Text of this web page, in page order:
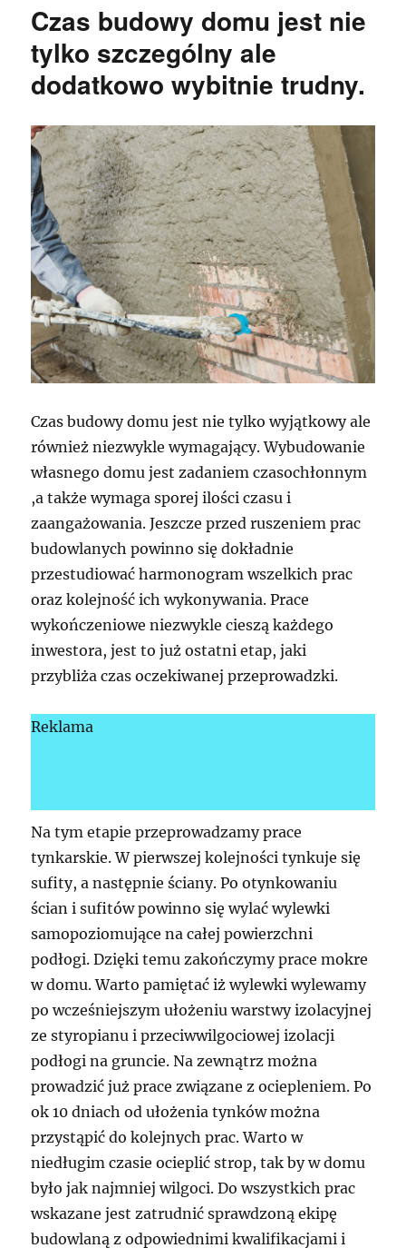
Czas budowy domu jest nie
tylko szczególny ale
dodatkowo wybitnie trudny.
Czas budowy domu jest nie tylko wyjątkowy ale
również niezwykle wymagający. Wybudowanie
własnego domu jest zadaniem czasochłonnym
,a także wymaga sporej ilości czasu i
zaangażowania. Jeszcze przed ruszeniem prac
budowlanych powinno się dokładnie
przestudiować harmonogram wszelkich prac
oraz kolejność ich wykonywania. Prace
wykończeniowe niezwykle cieszą każdego
inwestora, jest to już ostatni etap, jaki
przybliża czas oczekiwanej przeprowadzki.
Reklama
Na tym etapie przeprowadzamy prace
tynkarskie. W pierwszej kolejności tynkuje się
sufity, a następnie ściany. Po otynkowaniu
ścian i sufitów powinno się wylać wylewki
samopoziomujące na całej powierzchni
podłogi. Dzięki temu zakończymy prace mokre
w domu. Warto pamiętać iż wylewki wylewamy
po wcześniejszym ułożeniu warstwy izolacyjnej
ze styropianu i przeciwwilgociowej izolacji
podłogi na gruncie. Na zewnątrz można
prowadzić już prace związane z ociepleniem. Po
ok 10 dniach od ułożenia tynków można
przystąpić do kolejnych prac. Warto w
niedługim czasie ocieplić strop, tak by w domu
było jak najmniej wilgoci. Do wszystkich prac
wskazane jest zatrudnić sprawdzoną ekipę
budowlaną z odpowiednimi kwalifikacjami i